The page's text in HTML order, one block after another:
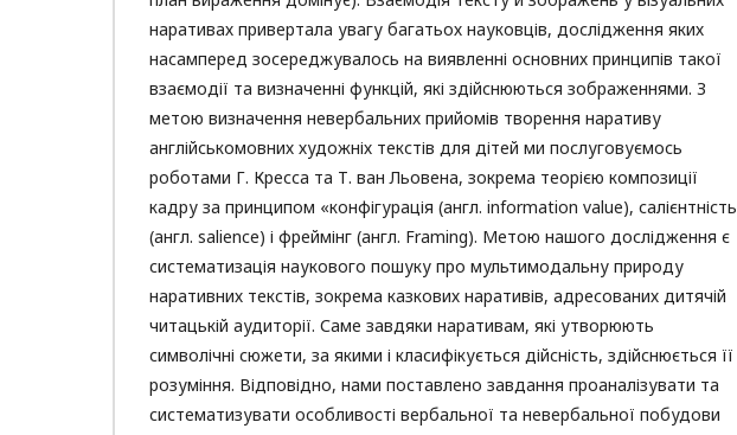
наративах привертала увагу багатьох науковців, дослідження яких
насамперед зосереджувалось на виявленні основних принципів такої
взаємодії та визначенні функцій, які здійснюються зображеннями. З
метою визначення невербальних прийомів творення наративу
англійськомовних художніх текстів для дітей ми послуговуємось
роботами Г. Кресса та Т. ван Льовена, зокрема теорією композиції
кадру за принципом «конфігурація (англ. information value), салієнтність
(англ. salience) і фреймінг (англ. Framing). Метою нашого дослідження є
систематизація наукового пошуку про мультимодальну природу
наративних текстів, зокрема казкових наративів, адресованих дитячій
читацькій аудиторії. Саме завдяки наративам, які утворюють
символічні сюжети, за якими і класифікується дійсність, здійснюється її
розуміння. Відповідно, нами поставлено завдання проаналізувати та
систематизувати особливості вербальної та невербальної побудови